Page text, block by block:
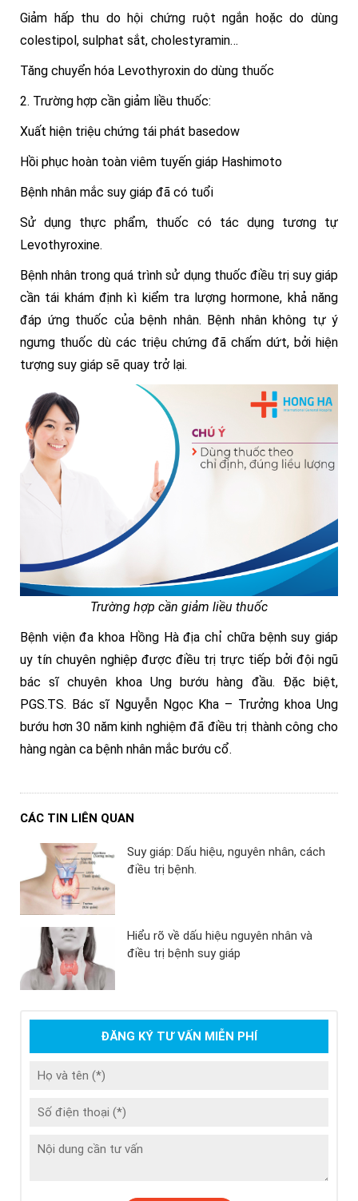
Giảm hấp thu do hội chứng ruột ngắn hoặc do dùng
colestipol, sulphat sắt, cholestyramin…
Tăng chuyển hóa Levothyroxin do dùng thuốc
2. Trường hợp cần giảm liều thuốc:
Xuất hiện triệu chứng tái phát basedow
Hồi phục hoàn toàn viêm tuyến giáp Hashimoto
Bệnh nhân mắc suy giáp đã có tuổi
Sử dụng thực phẩm, thuốc có tác dụng tương tự
Levothyroxine.
Bệnh nhân trong quá trình sử dụng thuốc điều trị suy giáp
cần tái khám định kì kiểm tra lượng hormone, khả năng
đáp ứng thuốc của bệnh nhân. Bệnh nhân không tự ý
ngưng thuốc dù các triệu chứng đã chấm dứt, bởi hiện
tượng suy giáp sẽ quay trở lại.
Trường hợp cần giảm liều thuốc
Bệnh viện đa khoa Hồng Hà địa chỉ chữa bệnh suy giáp
uy tín chuyên nghiệp được điều trị trực tiếp bởi đội ngũ
bác sĩ chuyên khoa Ung bướu hàng đầu. Đặc biệt,
PGS.TS. Bác sĩ Nguyễn Ngọc Kha – Trưởng khoa Ung
bướu hơn 30 năm kinh nghiệm đã điều trị thành công cho
hàng ngàn ca bệnh nhân mắc bướu cổ.
CÁC TIN LIÊN QUAN
Suy giáp: Dấu hiệu, nguyên nhân, cách
điều trị bệnh.
Hiểu rõ về dấu hiệu nguyên nhân và
điều trị bệnh suy giáp
ĐĂNG KÝ TƯ VẤN MIỄN PHÍ